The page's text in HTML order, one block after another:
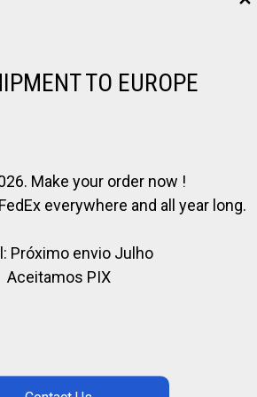
: POLO DAYS - WEEKS - STAGE POLO
de chevaux et d’un magnifique
du Club et regarder le lever du soleil
et reprogrammé.
TO EUROPE
Make your order now !
everywhere and all year long.
Próximo envio Julho
Aceitamos PIX